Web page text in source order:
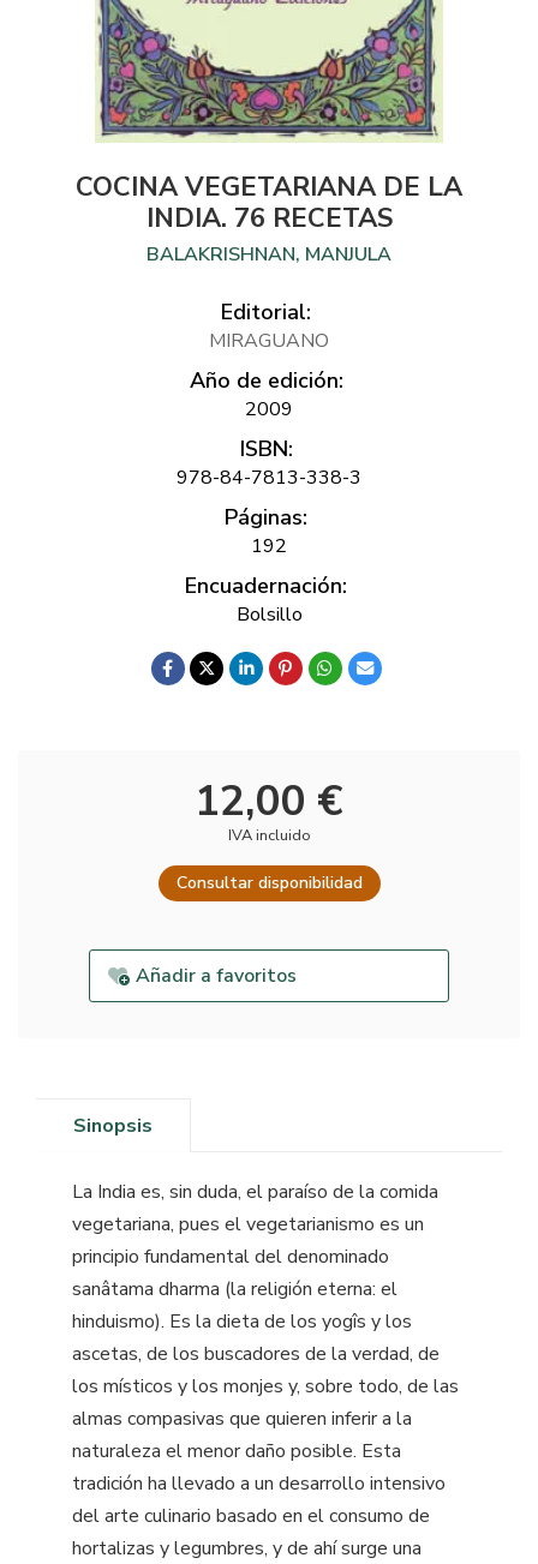
COCINA VEGETARIANA DE LA
INDIA. 76 RECETAS
BALAKRISHNAN, MANJULA
Editorial:
MIRAGUANO
Año de edición:
2009
ISBN:
978-84-7813-338-3
Páginas:
192
Encuadernación:
Bolsillo
12,00 €
IVA incluido
Consultar disponibilidad
Añadir a favoritos
Sinopsis
La India es, sin duda, el paraíso de la comida
vegetariana, pues el vegetarianismo es un
principio fundamental del denominado
sanâtama dharma (la religión eterna: el
hinduismo). Es la dieta de los yogîs y los
ascetas, de los buscadores de la verdad, de
los místicos y los monjes y, sobre todo, de las
almas compasivas que quieren inferir a la
naturaleza el menor daño posible. Esta
tradición ha llevado a un desarrollo intensivo
del arte culinario basado en el consumo de
hortalizas y legumbres, y de ahí surge una